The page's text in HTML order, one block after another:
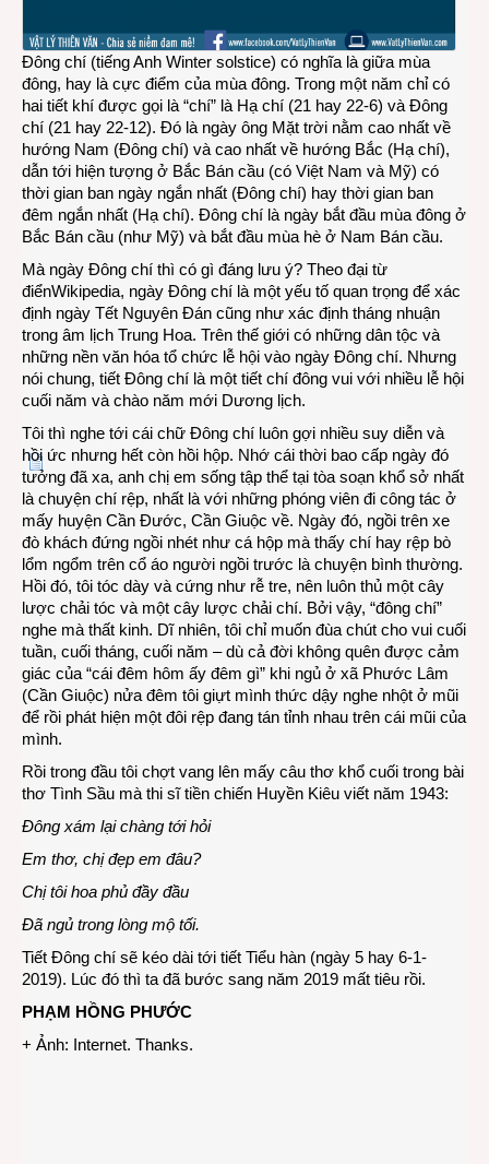
Đông chí (tiếng Anh Winter solstice) có nghĩa là giữa mùa
đông, hay là cực điểm của mùa đông. Trong một năm chỉ có
hai tiết khí được gọi là “chí” là Hạ chí (21 hay 22-6) và Đông
chí (21 hay 22-12). Đó là ngày ông Mặt trời nằm cao nhất về
hướng Nam (Đông chí) và cao nhất về hướng Bắc (Hạ chí),
dẫn tới hiện tượng ở Bắc Bán cầu (có Việt Nam và Mỹ) có
thời gian ban ngày ngắn nhất (Đông chí) hay thời gian ban
đêm ngắn nhất (Hạ chí). Đông chí là ngày bắt đầu mùa đông ở
Bắc Bán cầu (như Mỹ) và bắt đầu mùa hè ở Nam Bán cầu.
Mà ngày Đông chí thì có gì đáng lưu ý? Theo đại từ
điểnWikipedia, ngày Đông chí là một yếu tố quan trọng để xác
định ngày Tết Nguyên Đán cũng như xác định tháng nhuận
trong âm lịch Trung Hoa. Trên thế giới có những dân tộc và
những nền văn hóa tổ chức lễ hội vào ngày Đông chí. Nhưng
nói chung, tiết Đông chí là một tiết chí đông vui với nhiều lễ hội
cuối năm và chào năm mới Dương lịch.
Tôi thì nghe tới cái chữ Đông chí luôn gợi nhiều suy diễn và
hồi ức nhưng hết còn hồi hộp. Nhớ cái thời bao cấp ngày đó
tưởng đã xa, anh chị em sống tập thể tại tòa soạn khổ sở nhất
là chuyện chí rệp, nhất là với những phóng viên đi công tác ở
mấy huyện Cần Đước, Cần Giuộc về. Ngày đó, ngồi trên xe
đò khách đứng ngồi nhét như cá hộp mà thấy chí hay rệp bò
lổm ngổm trên cổ áo người ngồi trước là chuyện bình thường.
Hồi đó, tôi tóc dày và cứng như rễ tre, nên luôn thủ một cây
lược chải tóc và một cây lược chải chí. Bởi vậy, “đông chí”
nghe mà thất kinh. Dĩ nhiên, tôi chỉ muốn đùa chút cho vui cuối
tuần, cuối tháng, cuối năm – dù cả đời không quên được cảm
giác của “cái đêm hôm ấy đêm gì” khi ngủ ở xã Phước Lâm
(Cần Giuộc) nửa đêm tôi giựt mình thức dậy nghe nhột ở mũi
để rồi phát hiện một đôi rệp đang tán tỉnh nhau trên cái mũi của
mình.
Rồi trong đầu tôi chợt vang lên mấy câu thơ khổ cuối trong bài
thơ Tình Sầu mà thi sĩ tiền chiến Huyền Kiêu viết năm 1943:
Đông xám lại chàng tới hỏi
Em thơ, chị đẹp em đâu?
Chị tôi hoa phủ đầy đầu
Đã ngủ trong lòng mộ tối.
Tiết Đông chí sẽ kéo dài tới tiết Tiểu hàn (ngày 5 hay 6-1-
2019). Lúc đó thì ta đã bước sang năm 2019 mất tiêu rồi.
PHẠM HỒNG PHƯỚC
+ Ảnh: Internet. Thanks.